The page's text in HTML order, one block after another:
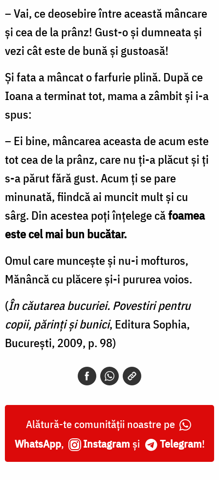
– Vai, ce deosebire între această mâncare
şi cea de la prânz! Gust-o şi dumneata şi
vezi cât este de bună şi gustoasă!
Și fata a mâncat o farfurie plină. După ce
Ioana a terminat tot, mama a zâmbit și i-a
spus:
– Ei bine, mâncarea aceasta de acum este
tot cea de la prânz, care nu ți-a plăcut și ți
s-a părut fără gust. Acum ți se pare
minunată, fiindcă ai muncit mult și cu
sârg. Din acestea poți înțelege căfoamea
este cel mai bun bucătar.
Omul care muncește și nu-i mofturos,
Mănâncă cu plăcere și-i pururea voios.
(În căutarea bucuriei. Povestiri pentru
copii, părinți și bunici, Editura Sophia,
București, 2009, p. 98)
Alătură-te comunității noastre pe
WhatsApp, Instagram și Telegram!